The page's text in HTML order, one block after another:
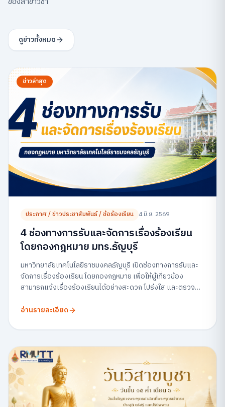
ดูข่าวทั้งหมด
ข่าวล่าสุด
ประกาศ / ข่าวประชาสัมพันธ์ / ข้อร้องเรียน 4 มิ.ย. 2569
4 ช่องทางการรับและจัดการเรื่องร้องเรียน
โดยกองกฎหมาย มทร.ธัญบุรี
มหาวิทยาลัยเทคโนโลยีราชมงคลธัญบุรี เปิดช่องทางการรับและ
จัดการเรื่องร้องเรียน โดยกองกฎหมาย เพื่อให้ผู้เกี่ยวข้อง
สามารถแจ้งเรื่องร้องเรียนได้อย่างสะดวก โปร่งใส และตรวจ
อ่านรายละเอียด